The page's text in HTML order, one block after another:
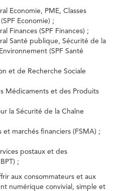
Economie, PME, Classes
Economie) ;
Finances (SPF Finances) ;
Santé publique, Sécurité de la
(SPF Santé
et de Recherche Sociale
Médicaments et des Produits
la Sécurité de la Chaîne
et marchés financiers (FSMA) ;
postaux et des
;
aux consommateurs et aux
numérique convivial, simple et